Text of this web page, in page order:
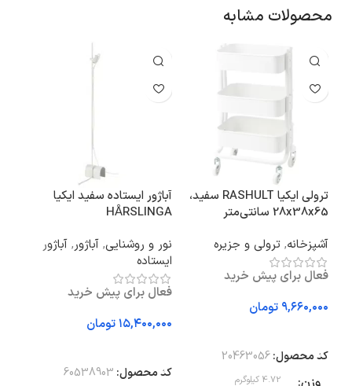
محصولات مشابه
ترولی ایکیا RASHULT سفید،
28x38x65 سانتی‌متر
آشپزخانه, ترولی و جزیره
فعال برای پیش خرید
تومان
کد محصول:20463056
4.72 کیلوگرم
آباژور ایستاده سفید ایکیا
HÅRSLINGA
نور و روشنایی, آباژور, آباژور
ایستاده
فعال برای پیش خرید
تومان
کد محصول: 60538903